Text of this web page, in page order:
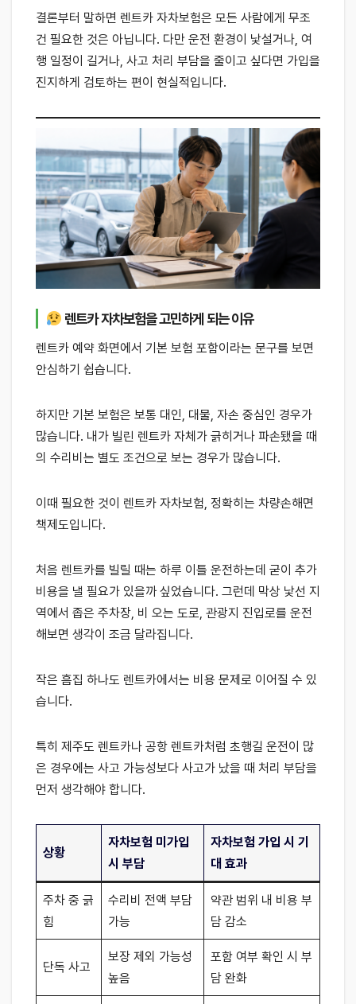
결론부터 말하면 렌트카 자차보험은 모든 사람에게 무조
건 필요한 것은 아닙니다. 다만 운전 환경이 낯설거나, 여
행 일정이 길거나, 사고 처리 부담을 줄이고 싶다면 가입을
진지하게 검토하는 편이 현실적입니다.
렌트카 자차보험을 고민하게 되는 이유
렌트카 예약 화면에서 기본 보험 포함이라는 문구를 보면
안심하기 쉽습니다.
하지만 기본 보험은 보통 대인, 대물, 자손 중심인 경우가
많습니다. 내가 빌린 렌트카 자체가 긁히거나 파손됐을 때
의 수리비는 별도 조건으로 보는 경우가 많습니다.
이때 필요한 것이 렌트카 자차보험, 정확히는 차량손해면
책제도입니다.
처음 렌트카를 빌릴 때는 하루 이틀 운전하는데 굳이 추가
비용을 낼 필요가 있을까 싶었습니다. 그런데 막상 낯선 지
역에서 좁은 주차장, 비 오는 도로, 관광지 진입로를 운전
해보면 생각이 조금 달라집니다.
작은 흠집 하나도 렌트카에서는 비용 문제로 이어질 수 있
습니다.
특히 제주도 렌트카나 공항 렌트카처럼 초행길 운전이 많
은 경우에는 사고 가능성보다 사고가 났을 때 처리 부담을
먼저 생각해야 합니다.
상황
자차보험 미가입
시 부담
자차보험 가입 시 기
대 효과
주차 중 긁
힘
수리비 전액 부담
가능
약관 범위 내 비용 부
담 감소
단독 사고
보장 제외 가능성
높음
포함 여부 확인 시 부
담 완화